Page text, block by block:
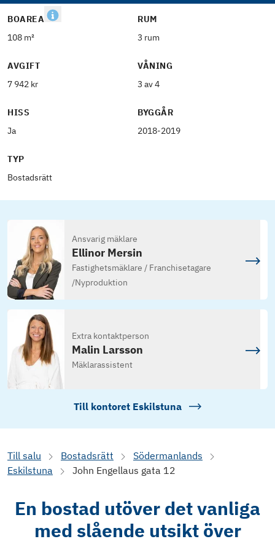
BOAREA
108 m²
RUM
3 rum
AVGIFT
7 942 kr
VÅNING
3 av 4
HISS
Ja
BYGGÅR
2018-2019
TYP
Bostadsrätt
Ansvarig mäklare
Ellinor Mersin
Fastighetsmäklare / Franchisetagare
/Nyproduktion
Extra kontaktperson
Malin Larsson
Mäklarassistent
Till kontoret Eskilstuna
Till salu Bostadsrätt
Södermanlands
Eskilstuna
John Engellaus gata 12
En bostad utöver det vanliga
med slående utsikt över